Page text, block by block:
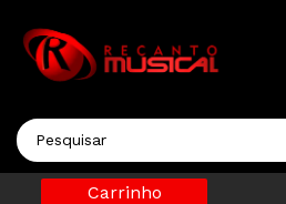
Carrinho